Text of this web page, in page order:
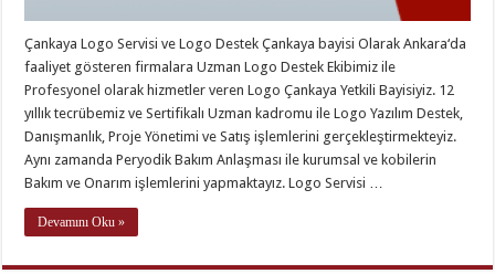
Çankaya Logo Servisi ve Logo Destek Çankaya bayisi Olarak Ankara‘da
faaliyet gösteren firmalara Uzman Logo Destek Ekibimiz ile
Profesyonel olarak hizmetler veren Logo Çankaya Yetkili Bayisiyiz. 12
yıllık tecrübemiz ve Sertifikalı Uzman kadromu ile Logo Yazılım Destek,
Danışmanlık, Proje Yönetimi ve Satış işlemlerini gerçekleştirmekteyiz.
Aynı zamanda Peryodik Bakım Anlaşması ile kurumsal ve kobilerin
Bakım ve Onarım işlemlerini yapmaktayız. Logo Servisi …
Devamını Oku »